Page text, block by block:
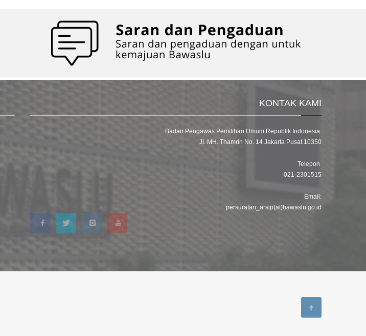
KONTAK KAMI
Badan Pengawas Pemilihan Umum Republik Indonesia
Jl. MH. Thamrin No. 14 Jakarta Pusat 10350
Telepon
021-2301515
Email:
persuratan_arsip(at)bawaslu.go.id